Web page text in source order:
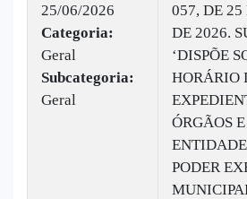
25/06/2026
Categoria:
Geral
Subcategoria:
Geral
057, DE 25
DE 2026.
‘DISPÕE
HORÁRIO
ÓRGÃOS E
PODER